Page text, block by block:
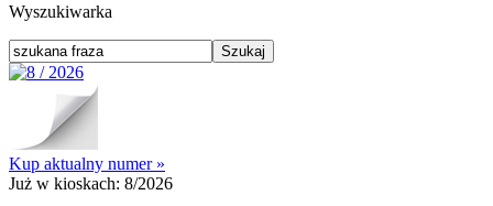
Wyszukiwarka
Kup aktualny numer »
Już w kioskach: 8/2026